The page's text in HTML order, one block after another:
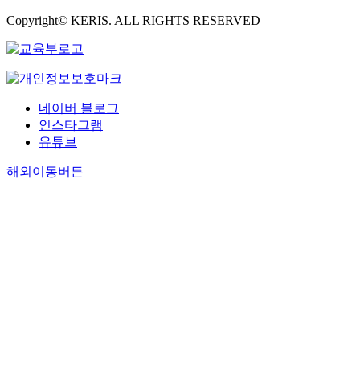
Copyright© KERIS. ALL RIGHTS RESERVED
네이버 블로그
인스타그램
유튜브
해외이동버튼